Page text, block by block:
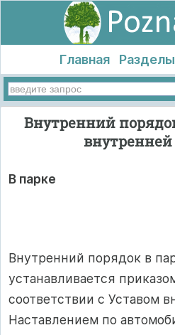
Главная Разделы
Внутренний
В парке
Внутренний порядок в
устанавливается
соответствии с Уставом
Наставлением по